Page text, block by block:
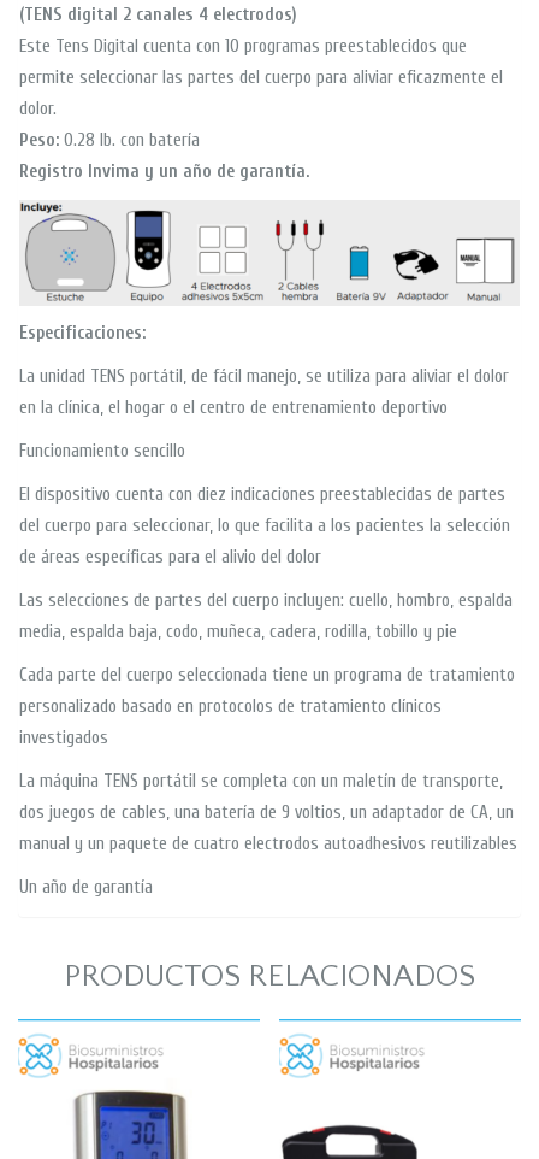
(TENS digital 2 canales 4 electrodos)
Este Tens Digital cuenta con 10 programas preestablecidos que
permite seleccionar las partes del cuerpo para aliviar eficazmente el
dolor.
Peso: 0.28 lb. con batería
Registro Invima y un año de garantía.
Especificaciones:
La unidad TENS portátil, de fácil manejo, se utiliza para aliviar el dolor
en la clínica, el hogar o el centro de entrenamiento deportivo
Funcionamiento sencillo
El dispositivo cuenta con diez indicaciones preestablecidas de partes
del cuerpo para seleccionar, lo que facilita a los pacientes la selección
de áreas específicas para el alivio del dolor
Las selecciones de partes del cuerpo incluyen: cuello, hombro, espalda
media, espalda baja, codo, muñeca, cadera, rodilla, tobillo y pie
Cada parte del cuerpo seleccionada tiene un programa de tratamiento
personalizado basado en protocolos de tratamiento clínicos
investigados
La máquina TENS portátil se completa con un maletín de transporte,
dos juegos de cables, una batería de 9 voltios, un adaptador de CA, un
manual y un paquete de cuatro electrodos autoadhesivos reutilizables
Un año de garantía
PRODUCTOS RELACIONADOS